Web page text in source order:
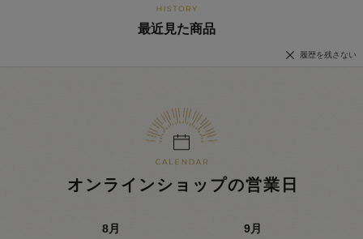
最近見た商品
履歴を残さない
オンラインショップの営業日
8月 9月